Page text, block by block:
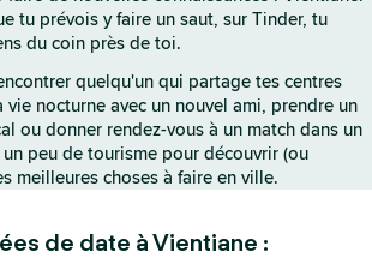
e
r
tu prévois y faire un saut, sur Tinder, tu
du coin près de toi.
quelqu'un qui partage tes centres
nocturne avec un nouvel ami, prendre un
ou donner rendez-vous à un match dans un
peu de tourisme pour découvrir (ou
meilleures choses à faire en ville.
de date à Vientiane :